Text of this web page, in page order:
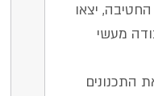
יצאו
מעשי
התכנונים